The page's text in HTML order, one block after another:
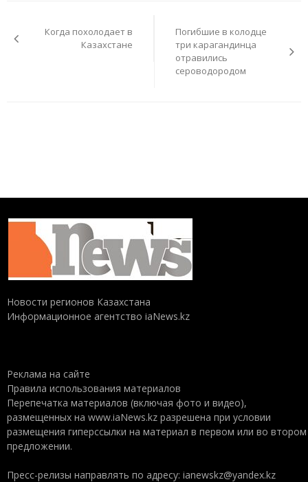
записямКогда похолодает в
Казахстане
Погибшие в колодце
три карагандинца
отравились
сероводородом
Новости регионов Казахстана
Информационное агентство iaNews.kz
Реклама на сайте
Правила использования материалов
Перепечатка материалов (включая фото и видео),
размещенных на www.iaNews.kz разрешена при условии
размещения гиперссылки на материал в первом или во втором
предложении.
Пресс-релизы направлять по адресу: ianewskz@yandex.kz